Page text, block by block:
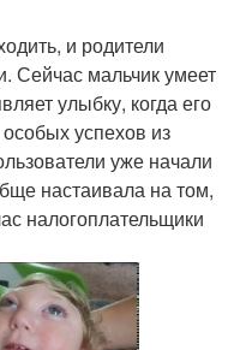
и родители
Сейчас мальчик умеет
улыбку, когда его
успехов из
уже начали
настаивала на том,
налогоплательщики